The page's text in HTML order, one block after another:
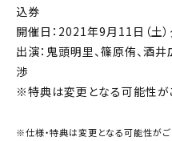
込券
開催日：2021年9月11日（土
出演：鬼頭明里、篠原侑、酒
渉
※特典は変更となる可能性が
※仕様・特典は変更となる可能性がご